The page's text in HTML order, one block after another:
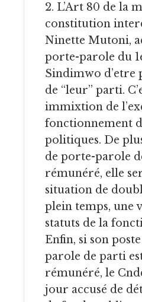
2. L’Art 80 de la
constitution
Ninette Mutoni,
porte-parole du
Sindimwo d’etre
de “leur” parti.
immixtion de
fonctionnement
politiques. De
de porte-parole
rémunéré, elle
situation de
plein temps, une
statuts de la
Enfin, si son
parole de parti
rémunéré, le
jour accusé de